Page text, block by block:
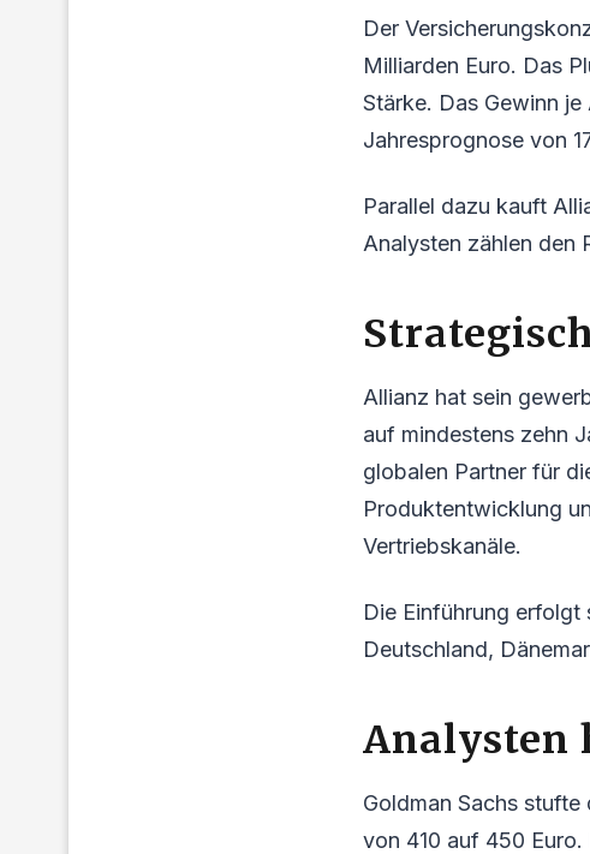
Der
Milliarden Euro. Das
Stärke. Das Gewinn
Jahresprognose von
Parallel dazu kauft
Analysten zählen den
Allianz hat sein
auf mindestens zehn
globalen Partner für
Produktentwicklung
Vertriebskanäle.
Die Einführung erfolgt
Deutschland,
Analysten
Goldman Sachs stufte
von 410 auf 450